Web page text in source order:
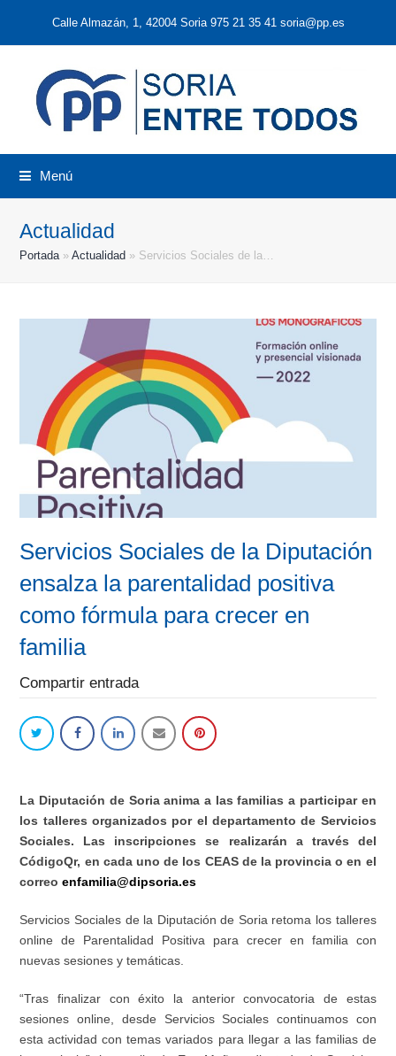
Calle Almazán, 1, 42004 Soria 975 21 35 41 soria@pp.es
Menú
Actualidad
Portada»Actualidad » Servicios Sociales de la…
Servicios Sociales de la Diputación
ensalza la parentalidad positiva
como fórmula para crecer en
familia
Compartir entrada
La Diputación de Soria anima a las familias a participar en
los talleres organizados por el departamento de Servicios
Sociales. Las inscripciones se realizarán a través del
CódigoQr, en cada uno de los CEAS de la provincia o en el
correoenfamilia@dipsoria.es
Servicios Sociales de la Diputación de Soria retoma los talleres
online de Parentalidad Positiva para crecer en familia con
nuevas sesiones y temáticas.
“Tras finalizar con éxito la anterior convocatoria de estas
sesiones online, desde Servicios Sociales continuamos con
esta actividad con temas variados para llegar a las familias de